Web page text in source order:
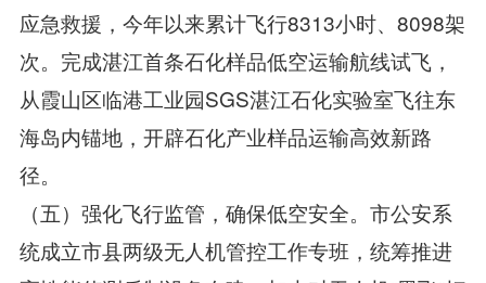
应急救援，今年以来累计飞行8313小时、8098架
次。完成湛江首条石化样品低空运输航线试飞，
从霞山区临港工业园SGS湛江石化实验室飞往东
海岛内锚地，开辟石化产业样品运输高效新路
径。
（五）强化飞行监管，确保低空安全。市公安系
统成立市县两级无人机管控工作专班，统筹推进